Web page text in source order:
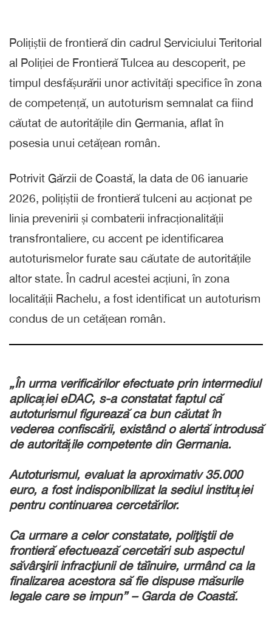
Polițiștii de frontieră din cadrul Serviciului Teritorial
al Poliției de Frontieră Tulcea au descoperit, pe
timpul desfășurării unor activități specifice în zona
de competență, un autoturism semnalat ca fiind
căutat de autoritățile din Germania, aflat în
posesia unui cetățean român.
Potrivit Gărzii de Coastă, la data de 06 ianuarie
2026, polițiștii de frontieră tulceni au acționat pe
linia prevenirii și combaterii infracționalității
transfrontaliere, cu accent pe identificarea
autoturismelor furate sau căutate de autoritățile
altor state. În cadrul acestei acțiuni, în zona
localității Rachelu, a fost identificat un autoturism
condus de un cetățean român.
„În urma verificărilor efectuate prin intermediul
aplicației eDAC, s-a constatat faptul că
autoturismul figurează ca bun căutat în
vederea confiscării, existând o alertă introdusă
de autoritățile competente din Germania.
Autoturismul, evaluat la aproximativ 35.000
euro, a fost indisponibilizat la sediul instituției
pentru continuarea cercetărilor.
Ca urmare a celor constatate, poliţiştii de
frontieră efectuează cercetări sub aspectul
săvârşirii infracţiunii de tăinuire, urmând ca la
finalizarea acestora să fie dispuse măsurile
legale care se impun” – Garda de Coastă.